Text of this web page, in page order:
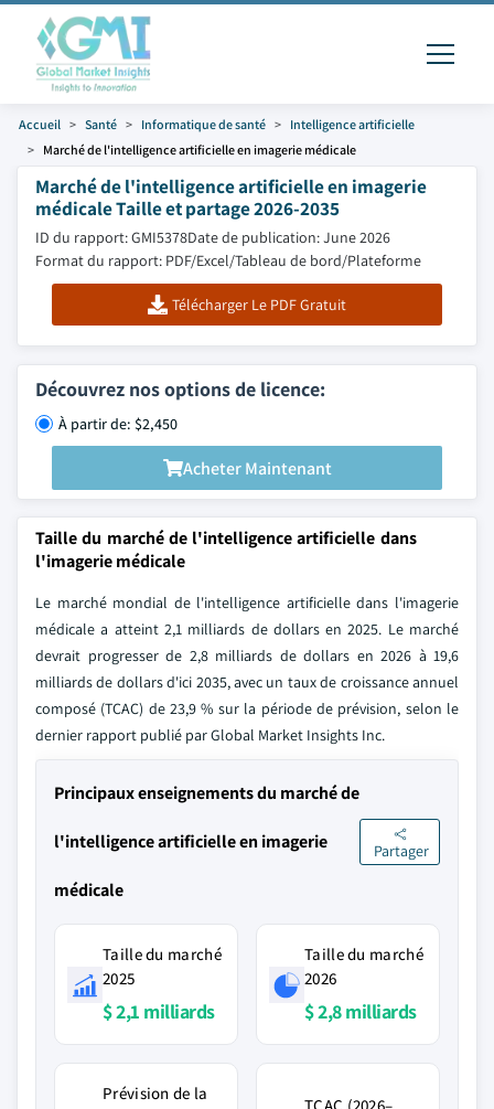
Accueil Santé Informatique de santé
Intelligence artificielle
Marché de l'intelligence artificielle en imagerie médicale
Marché de l'intelligence artificielle en imagerie
médicale Taille et partage 2026-2035
ID du rapport: GMI5378Date de publication: June 2026
Format du rapport: PDF/Excel/Tableau de bord/Plateforme
Télécharger Le PDF Gratuit
Découvrez nos options de licence:
À partir de: $2,450
Acheter Maintenant
Taille du marché de l'intelligence artificielle dans
l'imagerie médicale
Le marché mondial de l'intelligence artificielle dans l'imagerie
médicale a atteint 2,1 milliards de dollars en 2025. Le marché
devrait progresser de 2,8 milliards de dollars en 2026 à 19,6
milliards de dollars d'ici 2035, avec un taux de croissance annuel
composé (TCAC) de 23,9 % sur la période de prévision, selon le
dernier rapport publié par Global Market Insights Inc.
Principaux enseignements du marché de
l'intelligence artificielle en imagerie
médicale
Partager
Taille du marché
2025
$ 2,1 milliards
Taille du marché
2026
$ 2,8 milliards
Prévision de la